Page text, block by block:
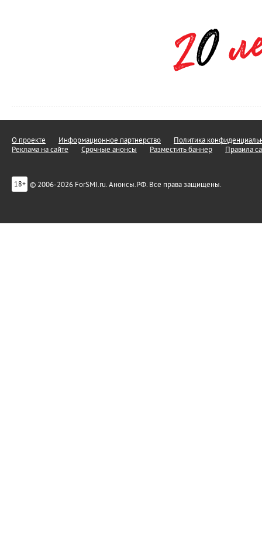
О проекте Информационное партнерство
Политика
Реклама на сайте
Срочные анонсы Разместить баннер Правила
18+ © 2006-2026 ForSMI.ru. Анонсы.РФ. Все права защищены.